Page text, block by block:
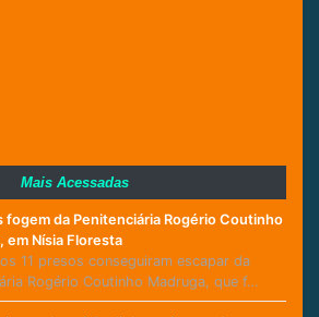
Mais Acessadas
fogem da Penitenciária Rogério Coutinho
em Nísia Floresta
11 presos conseguiram escapar da
Rogério Coutinho Madruga, que f…